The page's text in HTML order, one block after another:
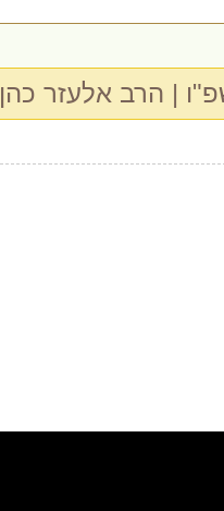
| הרב אלעזר כהן